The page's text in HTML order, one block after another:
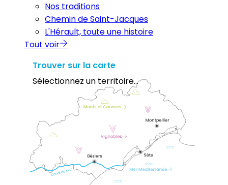
Nos traditions
Chemin de Saint-Jacques
L'Hérault, toute une histoire
Tout voir
Trouver sur la carte
Sélectionnez un territoire...